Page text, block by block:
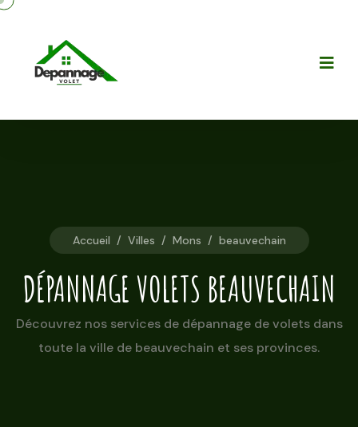
Accueil / Villes / Mons / beauvechain
DÉPANNAGE VOLETS BEAUVECHAIN
Découvrez nos services de dépannage de volets dans
toute la ville de beauvechain et ses provinces.